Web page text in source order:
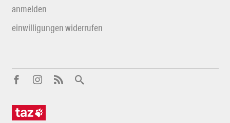
anmelden
einwilligungen widerrufen